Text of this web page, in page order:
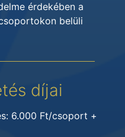
érdekében a
belüli
díjai
6.000 Ft/csoport +